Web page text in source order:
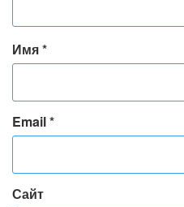
Имя*
Email*
Сайт